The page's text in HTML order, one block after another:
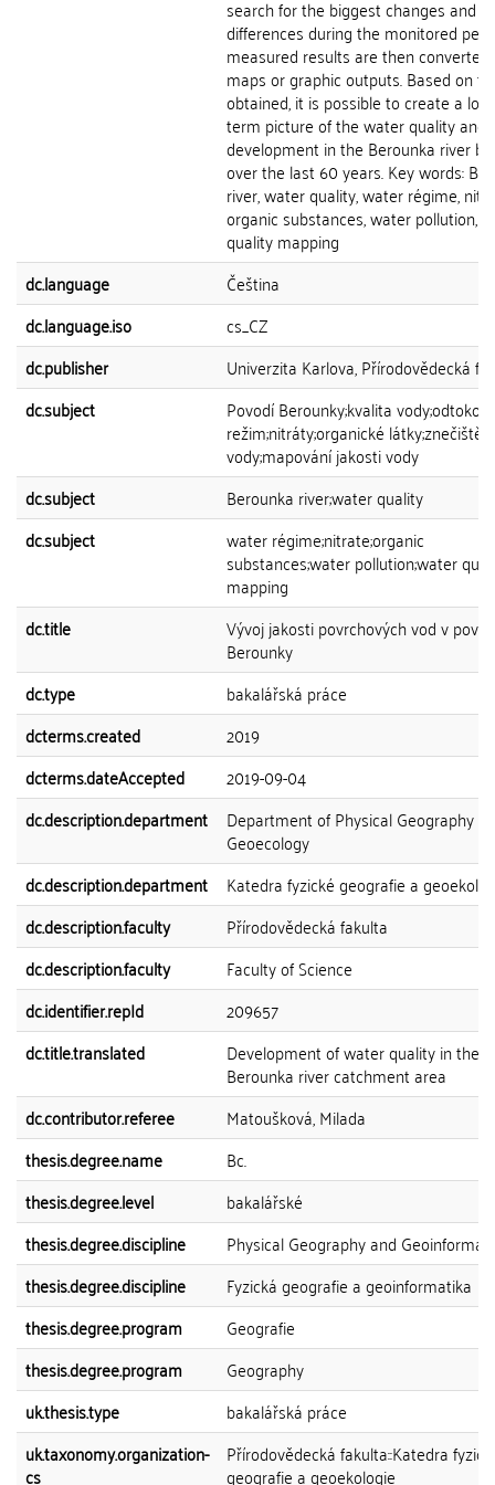
search for the biggest changes and
differences during the monitored
measured results are then
maps or graphic outputs. Based on
obtained, it is possible to create a
term picture of the water quality and
development in the Berounka river
over the last 60 years. Key words:
river, water quality, water régime,
organic substances, water pollution,
quality mapping
dc.language
Čeština
dc.language.iso
cs_CZ
dc.publisher
Univerzita Karlova, Přírodovědecká
dc.subject
Povodí Berounky;kvalita vody;odtokový
režim;nitráty;organické látky;znečištění
vody;mapování jakosti vody
dc.subject
Berounka river;water quality
dc.subject
water régime;nitrate;organic
substances;water pollution;water
mapping
dc.title
Vývoj jakosti povrchových vod v
Berounky
dc.type
bakalářská práce
dcterms.created
2019
dcterms.dateAccepted
2019-09-04
dc.description.department
Department of Physical Geography
Geoecology
dc.description.department
Katedra fyzické geografie a
dc.description.faculty
Přírodovědecká fakulta
dc.description.faculty
Faculty of Science
dc.identifier.repId
209657
dc.title.translated
Development of water quality in the
Berounka river catchment area
dc.contributor.referee
Matoušková, Milada
thesis.degree.name
Bc.
thesis.degree.level
bakalářské
thesis.degree.discipline
Physical Geography and
thesis.degree.discipline
Fyzická geografie a geoinformatika
thesis.degree.program
Geografie
thesis.degree.program
Geography
uk.thesis.type
bakalářská práce
uk.taxonomy.organization-
cs
Přírodovědecká fakulta::Katedra
geografie a geoekologie